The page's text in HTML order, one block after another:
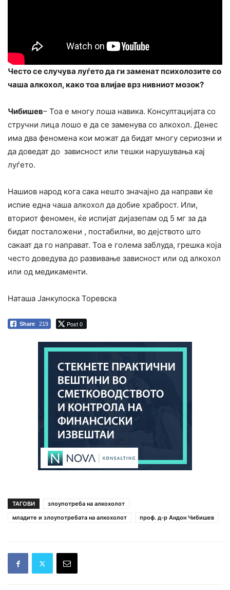
Често се случува луѓето да ги заменат психолозите со
чаша алкохол, како тоа влијае врз нивниот мозок?
Чибишев– Тоа е многу лоша навика. Консултацијата со
стручни лица лошо е да се заменува со алкохол. Денес
има два феномена кои можат да бидат многу сериозни и
да доведат до зависност или тешки нарушувања кај
луѓето.
Нашиов народ кога сака нешто значајно да направи ќе
испие една чаша алкохол да добие храброст. Или,
вториот феномен, ќе испијат дијазепам од 5 мг за да
бидат посталожени , постабилни, во дејството што
сакаат да го направат. Тоа е голема заблуда, грешка која
често доведува до развивање зависност или од алкохол
или од медикаменти.
Наташа Јанкулоска Торевска
Share 219 Post 0
ТАГОВИ
злоупотреба на алкохолот
младите и злоупотребата на алкохолот
проф. д-р Андон Чибишев